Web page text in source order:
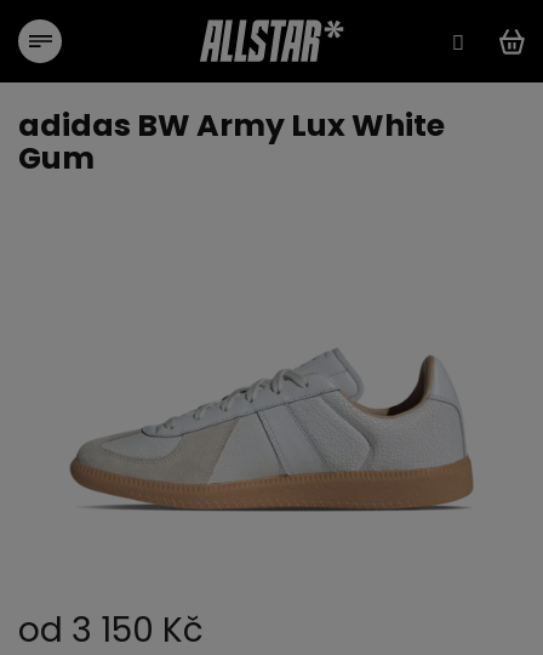
obsah
adidas BW Army Lux White
Gum
od 3 150 Kč